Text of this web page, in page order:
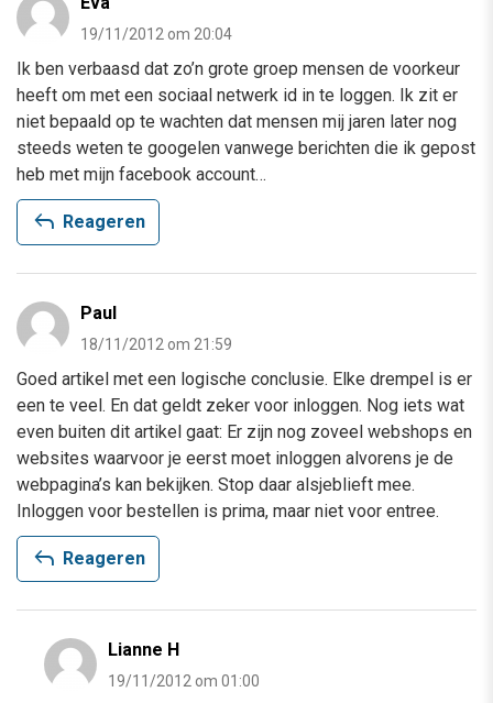
19/11/2012 om 20:04
Ik ben verbaasd dat zo’n grote groep mensen de voorkeur
heeft om met een sociaal netwerk id in te loggen. Ik zit er
niet bepaald op te wachten dat mensen mij jaren later nog
steeds weten te googelen vanwege berichten die ik gepost
heb met mijn facebook account…
reply Reageren
Paul
18/11/2012 om 21:59
Goed artikel met een logische conclusie. Elke drempel is er
een te veel. En dat geldt zeker voor inloggen. Nog iets wat
even buiten dit artikel gaat: Er zijn nog zoveel webshops en
websites waarvoor je eerst moet inloggen alvorens je de
webpagina’s kan bekijken. Stop daar alsjeblieft mee.
Inloggen voor bestellen is prima, maar niet voor entree.
reply Reageren
Lianne H
19/11/2012 om 01:00